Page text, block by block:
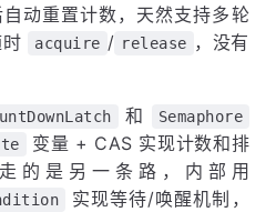
自动重置计数，天然支持多轮
acquire / release ，没有
和 Semaphore
变量 + CAS 实现计数和排
走的是另一条路，内部用
实现等待/唤醒机制，